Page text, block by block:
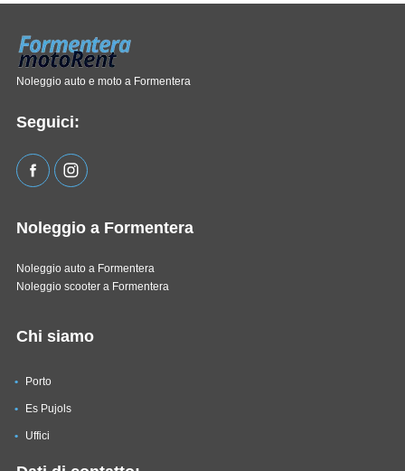
Noleggio auto e moto a Formentera
Seguici:
Noleggio a Formentera
Noleggio auto a Formentera
Noleggio scooter a Formentera
Chi siamo
Porto
Es Pujols
Uffici